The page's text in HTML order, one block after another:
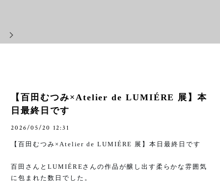
【百田むつみ×Atelier de LUMIÉRE 展】本
日最終日です
2026/05/20 12:31
【百田むつみ ×Atelier de LUMIÉRE 展】本日最終日です
百田さんと LUMIÉREさんの作品が醸し出す柔らかな雰囲気
に包まれた数日でした。